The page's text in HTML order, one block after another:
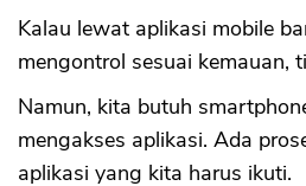
Kalau lewat aplikasi mobile
mengontrol sesuai kemauan,
Namun, kita butuh
mengakses aplikasi. Ada
aplikasi yang kita harus ikuti.